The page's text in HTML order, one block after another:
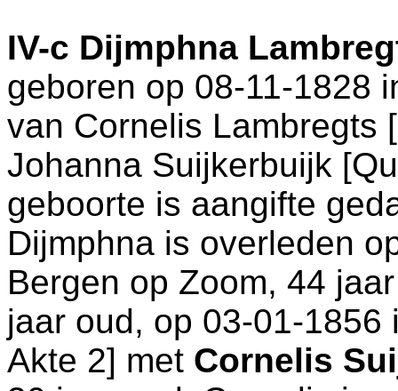
IV-c Dijmphna
geboren op 08-11-1828
van Cornelis Lambregts
Johanna Suijkerbuijk
geboorte is aangifte
Dijmphna is overleden
Bergen op Zoom, 44
jaar oud, op 03-01-
Akte 2] met Cornelis